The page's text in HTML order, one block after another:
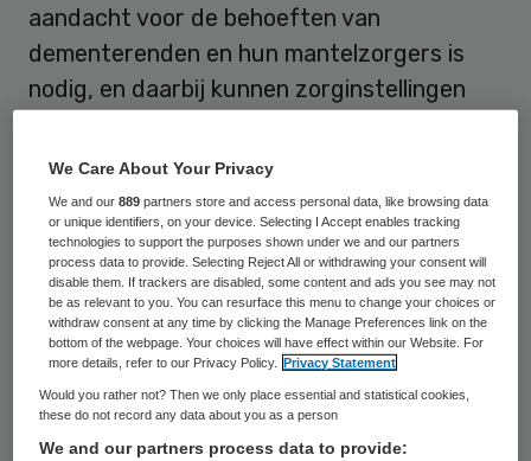
aandacht voor de behoeften van
dementerenden en hun mantelzorgers is
nodig, en daarbij kunnen zorginstellingen
bijzonder hoogleraar Langdurige Zorg en
Dementie aan de Universiteit van
Amsterdam.
The presenteerde het model Sociale
Benadering Dementie donderdag in
Leeuwarden. Uitgangspunt in het model
zijn mensen met dementie en hun naasten,
We Care About Your Privacy
We and our889 partners store and access personal data, like browsing data
or unique identifiers, on your device. Selecting I Accept enables tracking
technologies to support the purposes shown under we and our partners
process data to provide. Selecting Reject All or withdrawing your consent will
disable them. If trackers are disabled, some content and ads you see may not
be as relevant to you. You can resurface this menu to change your choices or
withdraw consent at any time by clicking the Manage Preferences link on the
bottom of the webpage. Your choices will have effect within our Website. For
more details, refer to our Privacy Policy.
Privacy Statement
Would you rather not? Then we only place essential and statistical cookies,
these do not record any data about you as a person
We and our partners process data to provide: